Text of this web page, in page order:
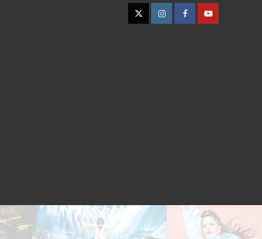
TwitterInstagramFacebookYouTube